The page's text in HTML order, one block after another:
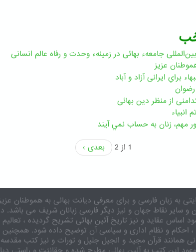
جامعهء بهائی در زمینهء وحدت و رفاه عالم انسانی
عزیز
برایِ ایرانی آزاد و آباد
از منظر دین بهائی
انبیاء
مهم،‌ زنان به حساب نمي آيند
1 از 2
بعدی ›
به زبان فارسی و برای معرفی دیانت بهائی به هموطنان
و سایر نقاط جهان و نیز دیگر فارسی زبانان شریف می باشد.
عقاید و نیز تاریخ آئین بهائی تشریح گردیده ، تعالیم
احکام و نظام اداری و سیاسی آن توضیح داده شود. همچنین
همانند قرآن مجید و انجیل جلیل و تورات و نیز کتب مقدسه